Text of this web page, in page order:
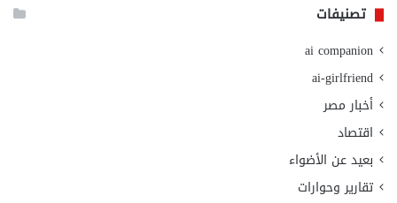
تصنيفات
ai companion
ai-girlfriend
أخبار مصر
اقتصاد
بعيد عن الأضواء
تقارير وحوارات